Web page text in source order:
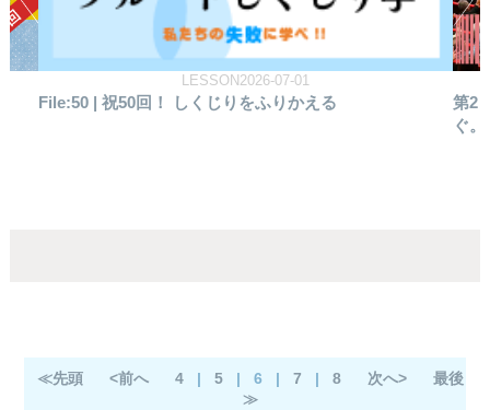
REPORT2026-06-19
第2回 とちぎフルートフェスティバル 音楽で世界を繋
込
≪先頭 <前へ 4 | 5 | 6 | 7 | 8 次へ>
最後
≫